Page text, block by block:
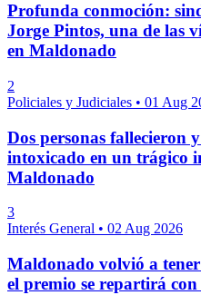
Profunda conmoción:
Jorge Pintos, una de las
en Maldonado
2
Policiales y Judiciales • 01 Aug
Dos personas fallecieron
intoxicado en un trágico
Maldonado
3
Interés General • 02 Aug 2026
Maldonado volvió a
el premio se repartirá